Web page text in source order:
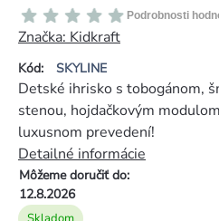
Kód: SKYLINE
Priemerné
hodnotenie
produktu
je
0,0
z
5
hviezdičiek.
Podrobnosti
Značka: Kidkraft
Môžeme doručiť do:
12.8.2026
Detské ihrisko s tobogánom,
stenou, hojdačkovým
luxusnom prevedení!
Detailné informácie